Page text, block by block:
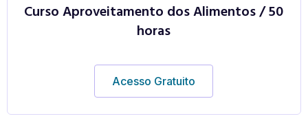
Curso Aproveitamento dos Alimentos / 50
horas
Acesso Gratuito